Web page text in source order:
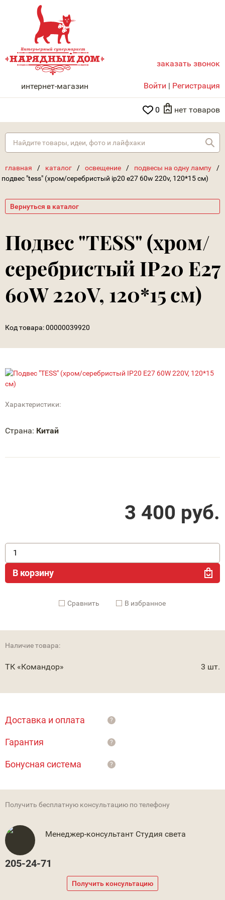
НАРЯДНЫЙ ДОМ
интернет-магазин
заказать звонок
Войти | Регистрация
0 нет товаров
главная / каталог / освещение / подвесы на одну лампу
/
подвес "tess" (хром/серебристый ip20 e27 60w 220v, 120*15 см)
Вернуться в каталог
Подвес "TESS" (хром/
серебристый IP20 E27
60W 220V, 120*15 см)
Код товара:00000039920
Характеристики:
Страна: Китай
3 400 руб.
В корзину
Cравнить В избранное
Наличие товара:
ТК «Командор» 3 шт.
Доставка и оплата ?
Гарантия ?
Бонусная система ?
Получить бесплатную консультацию по телефону
Менеджер-консультант Студия света
205-24-71
Получить консультацию